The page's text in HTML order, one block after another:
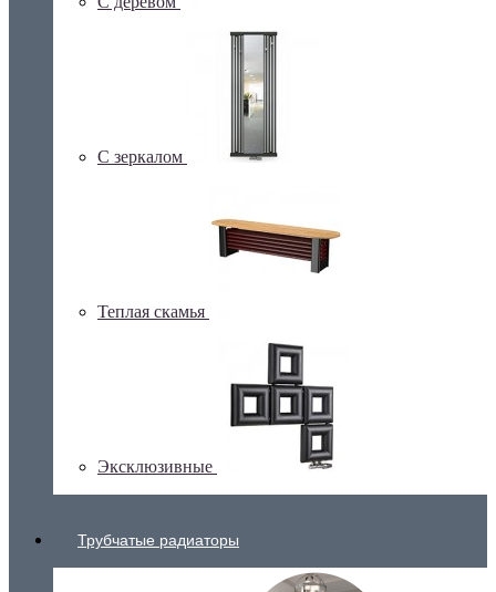
С зеркалом
Теплая скамья
Эксклюзивные
Трубчатые радиаторы